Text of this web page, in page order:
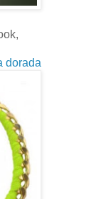
dorada